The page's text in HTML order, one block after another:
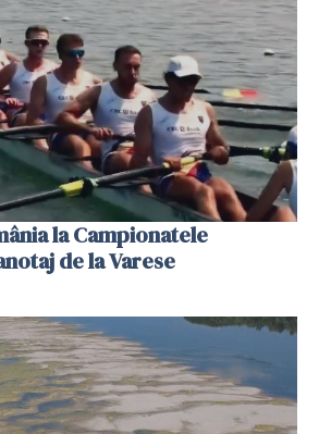
la Campionatele
de la Varese